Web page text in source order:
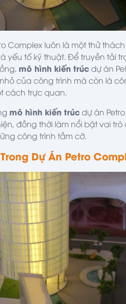
Complex luôn là một thử
yếu tố kỹ thuật. Để truyền tải
mô hình kiến trúcdự án
của công trình mà còn là
cách trực quan.
mô hình kiến trúcdự án
đồng thời làm nổi bật vai
công trình tầm cỡ.
Dự Án Petro